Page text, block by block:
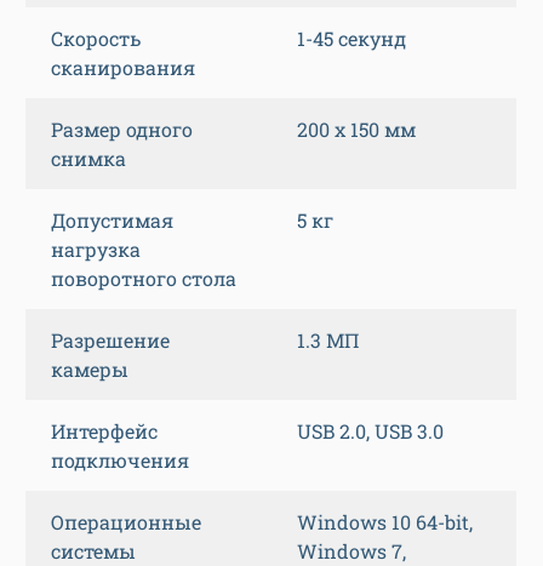
Скорость
сканирования
1-45 секунд
Размер одного
снимка
200 х 150 мм
Допустимая
нагрузка
поворотного стола
5 кг
Разрешение
камеры
1.3 МП
Интерфейс
подключения
USB 2.0, USB 3.0
Операционные
системы
Windows 10 64-bit,
Windows 7,